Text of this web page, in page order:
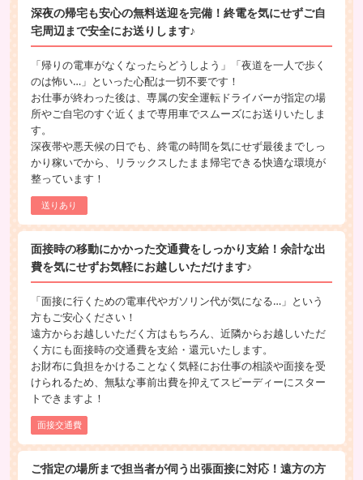
深夜の帰宅も安心の無料送迎を完備！終電を気にせずご自
宅周辺まで安全にお送りします♪
「帰りの電車がなくなったらどうしよう」「夜道を一人で歩く
のは怖い…」といった心配は一切不要です！
お仕事が終わった後は、専属の安全運転ドライバーが指定の場
所やご自宅のすぐ近くまで専用車でスムーズにお送りいたしま
す。
深夜帯や悪天候の日でも、終電の時間を気にせず最後までしっ
かり稼いでから、リラックスしたまま帰宅できる快適な環境が
整っています！
送りあり
面接時の移動にかかった交通費をしっかり支給！余計な出
費を気にせずお気軽にお越しいただけます♪
「面接に行くための電車代やガソリン代が気になる…」という
方もご安心ください！
遠方からお越しいただく方はもちろん、近隣からお越しいただ
く方にも面接時の交通費を支給・還元いたします。
お財布に負担をかけることなく気軽にお仕事の相談や面接を受
けられるため、無駄な事前出費を抑えてスピーディーにスター
トできますよ！
面接交通費
ご指定の場所まで担当者が伺う出張面接に対応！遠方の方